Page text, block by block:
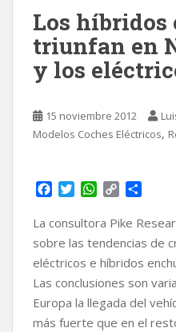
Los híbridos
triunfan en
y los
15 noviembre 2012
Modelos Coches Eléctricos,
c
e
b
o
o
k
i
t
t
e
r
W
a
t
s
A
p
p
p
y
L
i
n
k
m
p
a
r
t
i
r
La consultora Pike
sobre las tendencias de
eléctricos e híbridos
Las conclusiones son
Europa la llegada del
más fuerte que en el